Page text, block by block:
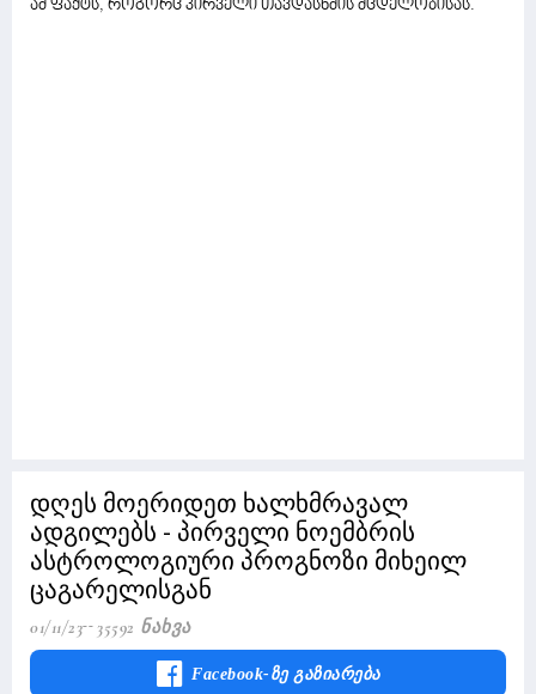
ამ ფაქტს, როგორც პირველი თავდასხმის მცდელობისას.
დღეს მოერიდეთ ხალხმრავალ
ადგილებს - პირველი ნოემბრის
ასტროლოგიური პროგნოზი მიხეილ
ცაგარელისგან
01/11/23 35592 Ნახვა
Facebook-Ზე Გაზიარება